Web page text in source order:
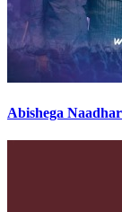
Abishega